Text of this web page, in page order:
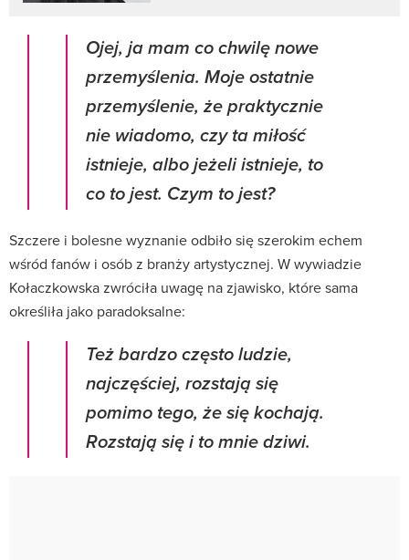
Ojej, ja mam co chwilę nowe
przemyślenia. Moje ostatnie
przemyślenie, że praktycznie
nie wiadomo, czy ta miłość
istnieje, albo jeżeli istnieje, to
co to jest. Czym to jest?
Szczere i bolesne wyznanie odbiło się szerokim echem
wśród fanów i osób z branży artystycznej. W wywiadzie
Kołaczkowska zwróciła uwagę na zjawisko, które sama
określiła jako paradoksalne:
Też bardzo często ludzie,
najczęściej, rozstają się
pomimo tego, że się kochają.
Rozstają się i to mnie dziwi.